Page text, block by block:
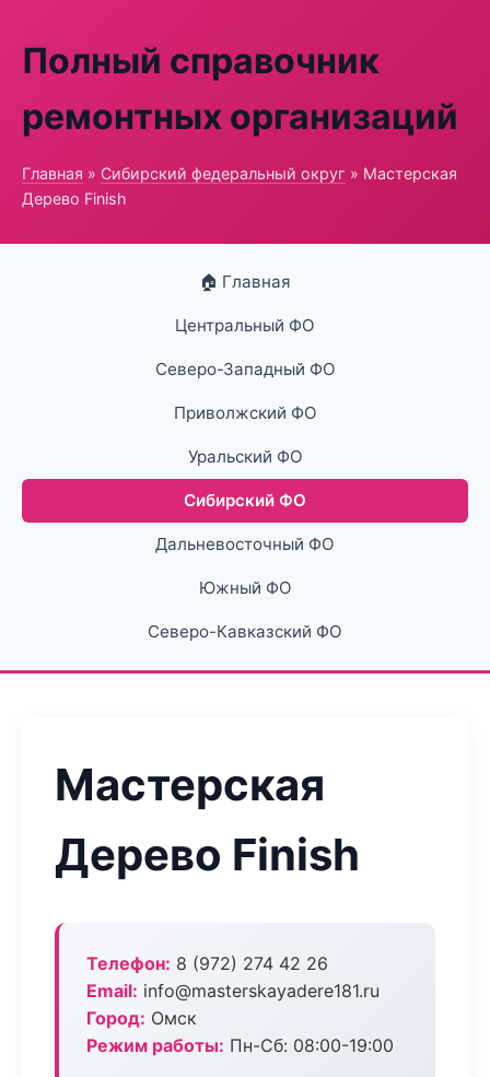
Полный справочник
ремонтных организаций
Главная » Сибирский федеральный округ » Мастерская
Дерево Finish
🏠 Главная
Центральный ФО
Северо-Западный ФО
Приволжский ФО
Уральский ФО
Сибирский ФО
Дальневосточный ФО
Южный ФО
Северо-Кавказский ФО
Мастерская
Дерево Finish
Телефон: 8 (972) 274 42 26
Email: info@masterskayadere181.ru
Город: Омск
Режим работы: Пн-Сб: 08:00-19:00